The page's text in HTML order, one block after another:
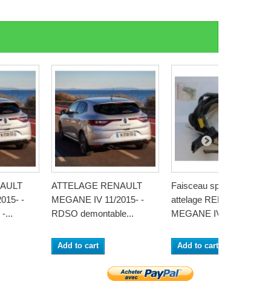
-
...
ATTELAGE RENAULT
MEGANE IV 11/2015- -
RDSO demontable...
Add to cart
Faisceau specifique
attelage RENAULT
MEGANE IV 2016- -...
Add to cart